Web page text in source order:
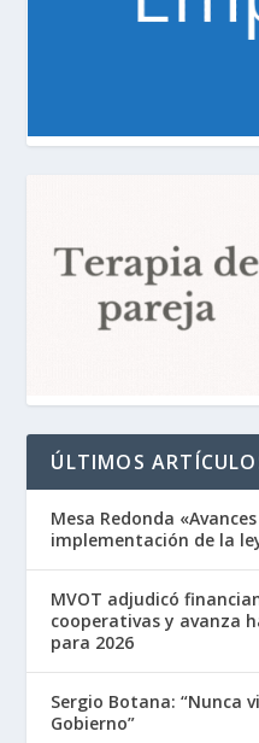
ÚLTIMOS
Mesa Redonda
implementación de la
MVOT adjudicó
cooperativas y avanza
para 2026
Sergio Botana: “Nunca
Gobierno”